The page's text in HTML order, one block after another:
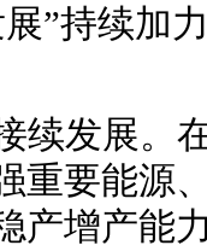
”持续加
续发展。
重要能源
产增产能